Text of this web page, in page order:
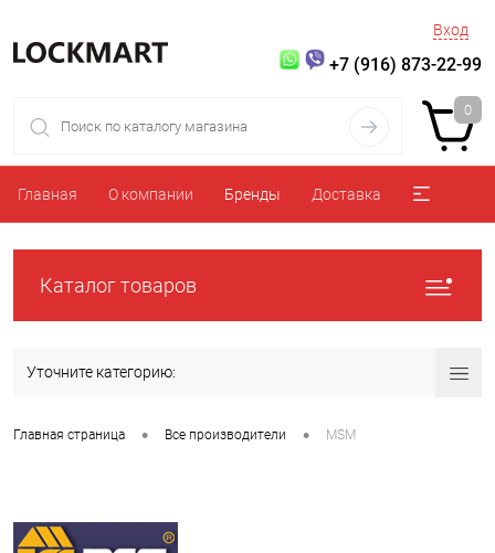
Вход
+7 (916) 873-22-99
0
Главная О компании Бренды Доставка
Каталог товаров
Уточните категорию:
Главная страница • Все производители • MSM